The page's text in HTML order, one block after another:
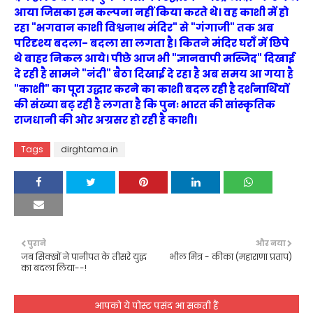
आया जिसका हम कल्पना नहीं किया करते थे। वह काशी में हो
रहा "भगवान काशी विश्वनाथ मंदिर" से "गंगाजी" तक अब
परिदृश्य बदला- बदला सा लगता है। कितने मंदिर घरोँ में छिपे
थे बाहर निकल आये। पीछे आज भी "ज्ञानवापी मस्जिद" दिखाई
दे रही है सामने "नंदी" बैठा दिखाई दे रहा है अब समय आ गया है
"काशी" का पूरा उद्धार करने का काशी बदल रही है दर्शनार्थियों
की संख्या बढ़ रही है लगता है कि पुनः भारत की सांस्कृतिक
राजधानी की ओर अग्रसर हो रही है काशी।
Tags dirghtama.in
और नया
भील मित्र - कीका (महाराणा प्रताप)
पुराने
जब सिक्खों ने पानीपत के तीसरे युद्ध
का बदला लिया--!
आपको ये पोस्ट पसंद आ सकती हैं